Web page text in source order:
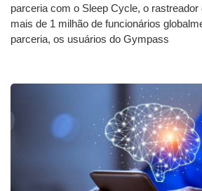
parceria com o Sleep Cycle, o rastreador
mais de 1 milhão de funcionários
parceria, os usuários do Gympass